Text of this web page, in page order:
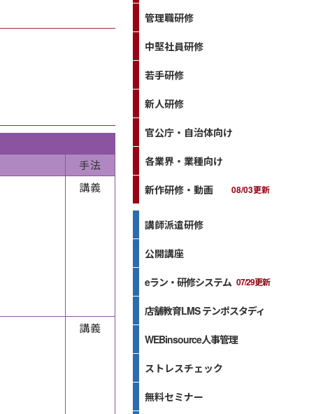
手法
講義
講義
管理職研修
中堅社員研修
若手研修
新人研修
官公庁・自治体向け
各業界・業種向け
新作研修・動画 08/03更新
講師派遣研修
公開講座
eラン・研修システム 07/29更新
店舗教育LMS テンポスタディ
WEBinsource人事管理
ストレスチェック
無料セミナー